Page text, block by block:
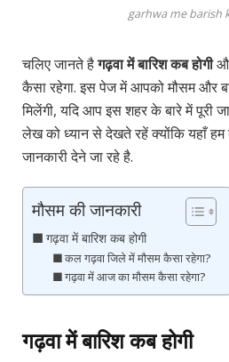
garhwa me barish
चलिए जानते हैगढ़वा में बारिश कब होगी
कैसा रहेगा. इस पेज में आपको मौसम और
मिलेंगी, यदि आप इस शहर के बारे में पूरी
लेख को ध्यान से देखते रहें क्योंकि यहाँ हम
जानकारी देने जा रहे है.
मौसम की जानकारी
गढ़वा में बारिश कब होगी
कल गढ़वा जिले में मौसम कैसा रहेगा?
गढ़वा में आज का मौसम कैसा रहेगा?
गढ़वा में बारिश कब होगी